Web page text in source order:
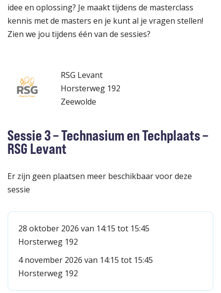
idee en oplossing? Je maakt tijdens de masterclass
kennis met de masters en je kunt al je vragen stellen!
Zien we jou tijdens één van de sessies?
RSG Levant
Horsterweg 192
Zeewolde
Sessie 3 – Technasium en Techplaats –
RSG Levant
Er zijn geen plaatsen meer beschikbaar voor deze
sessie
28 oktober 2026 van 14:15 tot 15:45
Horsterweg 192
4 november 2026 van 14:15 tot 15:45
Horsterweg 192